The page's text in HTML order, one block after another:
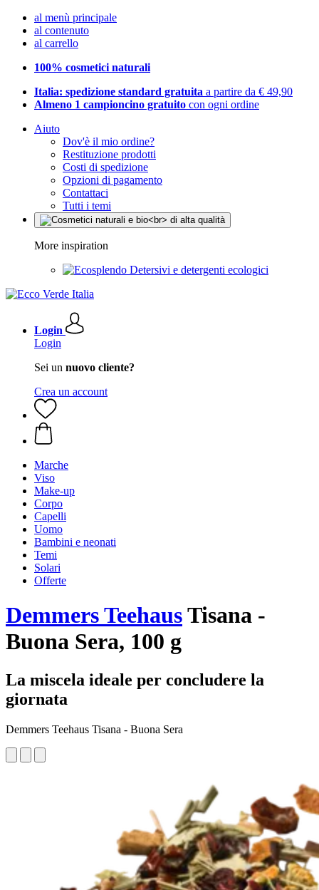
al menù principale
al contenuto
al carrello
100% cosmetici naturali
Italia: spedizione standard gratuita a partire da € 49,90
Almeno 1 campioncino gratuito con ogni ordine
Aiuto
Dov'è il mio ordine?
Restituzione prodotti
Costi di spedizione
Opzioni di pagamento
Contattaci
Tutti i temi
More inspiration
Detersivi e detergenti ecologici
Login
Login
Sei un nuovo cliente?
Crea un account
Marche
Viso
Make-up
Corpo
Capelli
Uomo
Bambini e neonati
Temi
Solari
Offerte
Demmers TeehausTisana -
Buona Sera, 100 g
La miscela ideale per concludere la
giornata
Demmers Teehaus Tisana - Buona Sera